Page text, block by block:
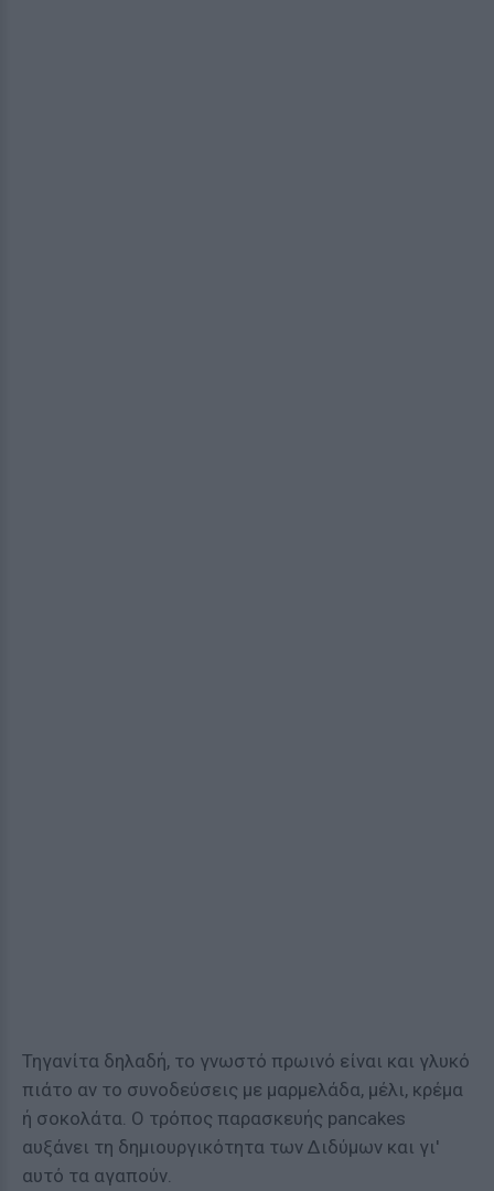
Τηγανίτα δηλαδή, το γνωστό πρωινό είναι και γλυκό
πιάτο αν το συνοδεύσεις με μαρμελάδα, μέλι, κρέμα
ή σοκολάτα. Ο τρόπος παρασκευής pancakes
αυξάνει τη δημιουργικότητα των Διδύμων και γι'
αυτό τα αγαπούν.